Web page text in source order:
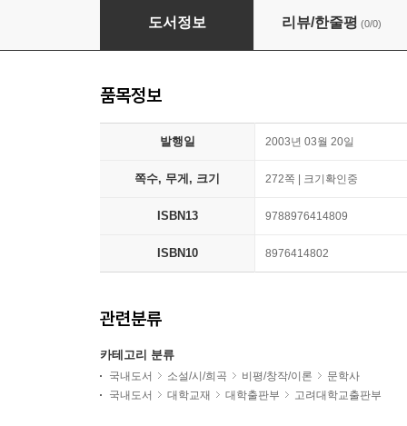
현대한국문학사
도서정보 리뷰/한줄평 (0/0)
품목정보
발행일 2003년 03월 20일
쪽수, 무게, 크기 272쪽 | 크기확인중
ISBN13 9788976414809
ISBN10 8976414802
관련분류
카테고리 분류
국내도서 소설/시/희곡 비평/창작/이론
문학사
국내도서
대학교재 대학출판부 고려대학교출판부